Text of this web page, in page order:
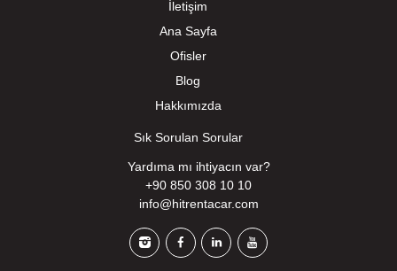
İletişim
Ana Sayfa
Ofisler
Blog
Hakkımızda
Sık Sorulan Sorular
Yardıma mı ihtiyacın var?
+90 850 308 10 10
info@hitrentacar.com